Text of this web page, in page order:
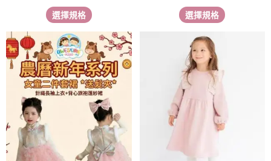
選擇規格
擇
選
項
選擇規格
擇
選
項
此
產
品
有
多
此
產
品
有